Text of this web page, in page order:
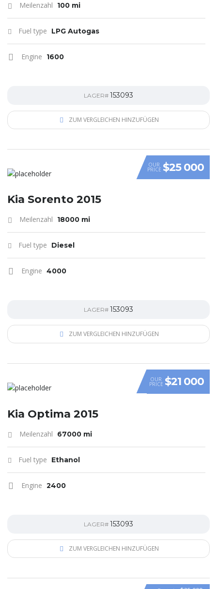
Meilenzahl 100 mi
Fuel type LPG Autogas
Engine 1600
LAGER# 153093
ZUM VERGLEICHEN HINZUFÜGEN
OUR
PRICE $25 000
Kia Sorento 2015
Meilenzahl 18000 mi
Fuel type Diesel
Engine 4000
LAGER# 153093
ZUM VERGLEICHEN HINZUFÜGEN
OUR
PRICE $21 000
Kia Optima 2015
Meilenzahl 67000 mi
Fuel type Ethanol
Engine 2400
LAGER# 153093
ZUM VERGLEICHEN HINZUFÜGEN